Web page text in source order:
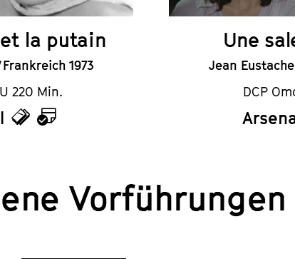
la putain
1973
220 Min.
TicketsKalender
Une
Jean
DCP
Vorführungen